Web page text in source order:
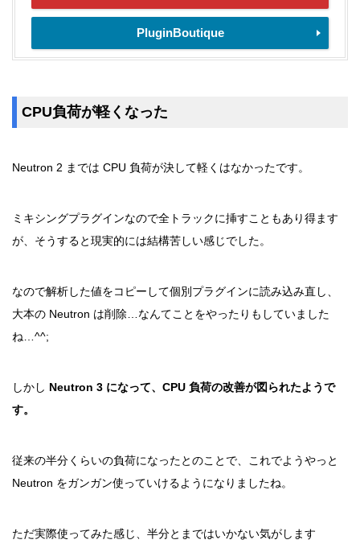
PluginBoutique
CPU負荷が軽くなった
Neutron 2 までは CPU 負荷が決して軽くはなかったです。
ミキシングプラグインなので全トラックに挿すこともあり得ます
が、そうすると現実的には結構苦しい感じでした。
なので解析した値をコピーして個別プラグインに読み込み直し、
大本の Neutron は削除…なんてことをやったりもしていました
ね…^^;
しかし Neutron 3 になって、CPU 負荷の改善が図られたようで
す。
従来の半分くらいの負荷になったとのことで、これでようやっと
Neutron をガンガン使っていけるようになりましたね。
ただ実際使ってみた感じ、半分とまではいかない気がします